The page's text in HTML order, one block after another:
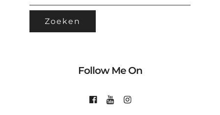
Follow Me On